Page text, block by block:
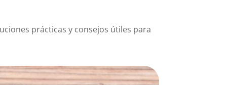
prácticas y consejos útiles para